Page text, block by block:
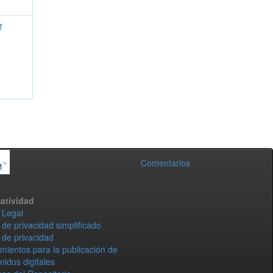
Comentarios
privacidad simplificado
privacidad
para la publicación de
digitales